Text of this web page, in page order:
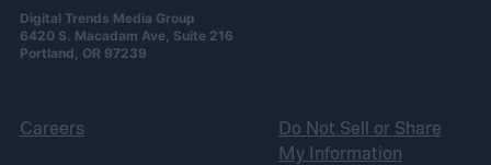
Digital Trends Media Group
6420 S. Macadam Ave, Suite 216
Portland, OR 97239
Careers
Do Not Sell or Share
My Information